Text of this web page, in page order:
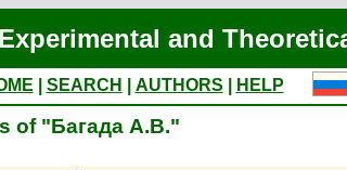
and
SEARCH AUTHORS
HELP
of "Багада А.В."